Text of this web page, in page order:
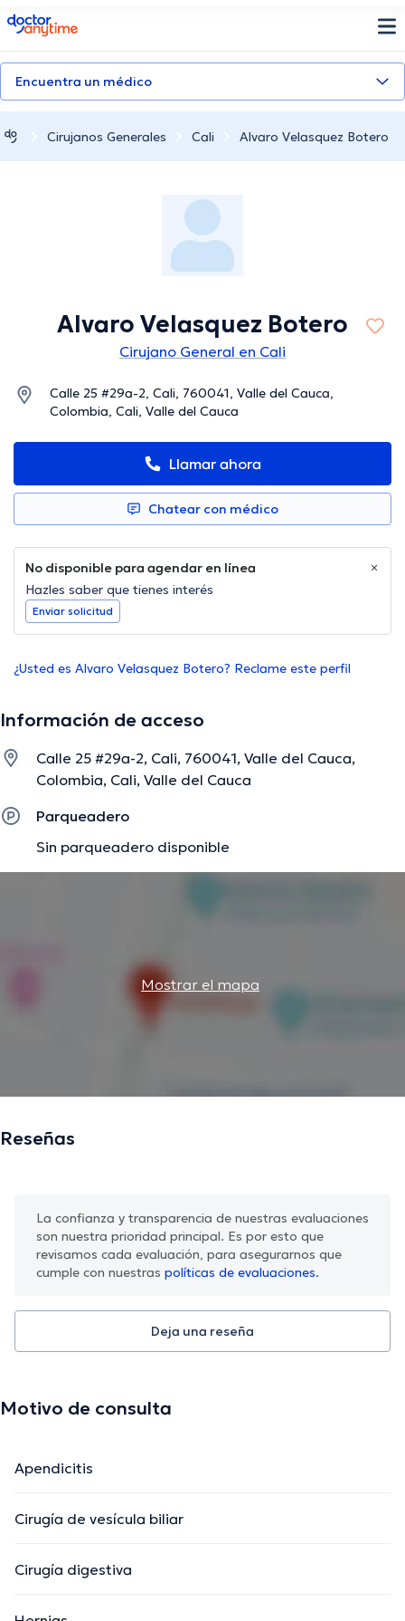
doctoranytime
Encuentra un médico
Cirujanos Generales Cali Alvaro Velasquez Botero
Alvaro Velasquez Botero
Cirujano General en Cali
Calle 25 #29a-2, Cali, 760041, Valle del Cauca,
Colombia, Cali, Valle del Cauca
Llamar ahora
Chatear con médico
No disponible para agendar en línea
Hazles saber que tienes interés
Enviar solicitud
¿Usted es Alvaro Velasquez Botero? Reclame este perfil
Información de acceso
Calle 25 #29a-2, Cali, 760041, Valle del Cauca,
Colombia, Cali, Valle del Cauca
Parqueadero
Sin parqueadero disponible
Mostrar el mapa
Reseñas
La confianza y transparencia de nuestras evaluaciones
son nuestra prioridad principal. Es por esto que
revisamos cada evaluación, para asegurarnos que
cumple con nuestras políticas de evaluaciones.
Deja una reseña
Motivo de consulta
Apendicitis
Cirugía de vesícula biliar
Cirugía digestiva